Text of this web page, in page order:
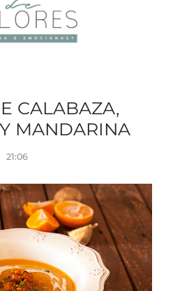
CALABAZA,
MANDARINA
21:06